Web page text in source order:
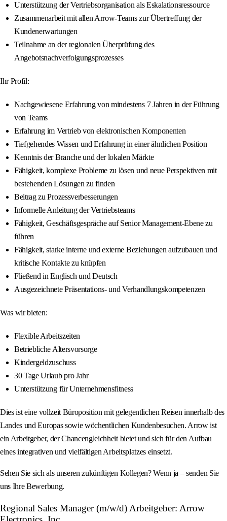
Unterstützung der Vertriebsorganisation als Eskalationsressource
Zusammenarbeit mit allen Arrow-Teams zur Übertreffung der
Kundenerwartungen
Teilnahme an der regionalen Überprüfung des
Angebotsnachverfolgungsprozesses
Ihr Profil:
Nachgewiesene Erfahrung von mindestens 7 Jahren in der Führung
von Teams
Erfahrung im Vertrieb von elektronischen Komponenten
Tiefgehendes Wissen und Erfahrung in einer ähnlichen Position
Kenntnis der Branche und der lokalen Märkte
Fähigkeit, komplexe Probleme zu lösen und neue Perspektiven mit
bestehenden Lösungen zu finden
Beitrag zu Prozessverbesserungen
Informelle Anleitung der Vertriebsteams
Fähigkeit, Geschäftsgespräche auf Senior Management-Ebene zu
führen
Fähigkeit, starke interne und externe Beziehungen aufzubauen und
kritische Kontakte zu knüpfen
Fließend in Englisch und Deutsch
Ausgezeichnete Präsentations- und Verhandlungskompetenzen
Was wir bieten:
Flexible Arbeitszeiten
Betriebliche Altersvorsorge
Kindergeldzuschuss
30 Tage Urlaub pro Jahr
Unterstützung für Unternehmensfitness
Dies ist eine vollzeit Büroposition mit gelegentlichen Reisen innerhalb des
Landes und Europas sowie wöchentlichen Kundenbesuchen. Arrow ist
ein Arbeitgeber, der Chancengleichheit bietet und sich für den Aufbau
eines integrativen und vielfältigen Arbeitsplatzes einsetzt.
Sehen Sie sich als unseren zukünftigen Kollegen? Wenn ja – senden Sie
uns Ihre Bewerbung.
Regional Sales Manager (m/w/d) Arbeitgeber: Arrow